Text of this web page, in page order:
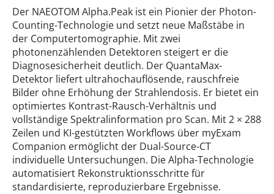
Der NAEOTOM Alpha.Peak ist ein Pionier der Photon-
Counting-Technologie und setzt neue Maßstäbe in
der Computertomographie. Mit zwei
photonenzählenden Detektoren steigert er die
Diagnosesicherheit deutlich. Der QuantaMax-
Detektor liefert ultrahochauflösende, rauschfreie
Bilder ohne Erhöhung der Strahlendosis. Er bietet ein
optimiertes Kontrast-Rausch-Verhältnis und
vollständige Spektralinformation pro Scan. Mit 2 × 288
Zeilen und KI-gestützten Workflows über myExam
Companion ermöglicht der Dual-Source-CT
individuelle Untersuchungen. Die Alpha-Technologie
automatisiert Rekonstruktionsschritte für
standardisierte, reproduzierbare Ergebnisse.